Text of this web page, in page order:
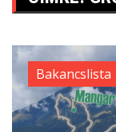
Bakancslista